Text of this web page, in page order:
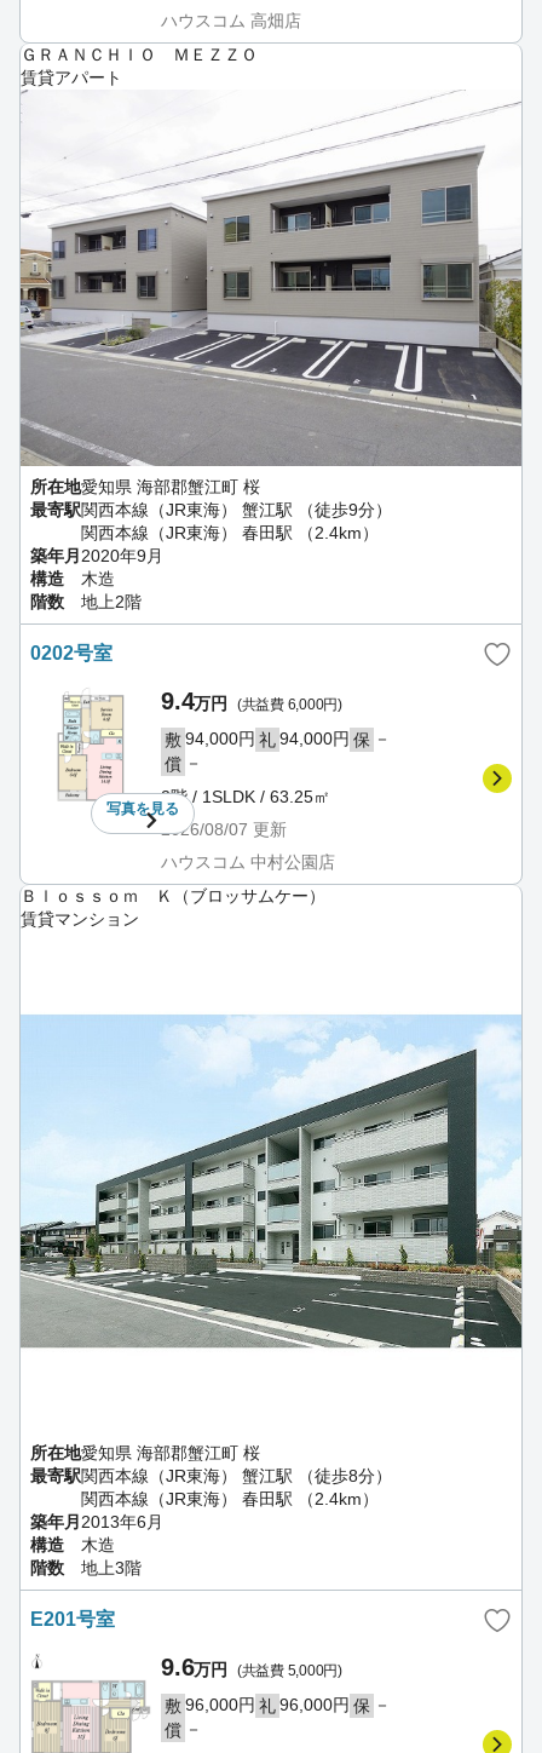
ハウスコム 高畑店
ＧＲＡＮＣＨＩＯ ＭＥＺＺＯ
賃貸アパート
所在地愛知県 海部郡蟹江町 桜
最寄駅関西本線（JR東海） 蟹江駅 （徒歩9分）
関西本線（JR東海） 春田駅 （2.4km）
築年月2020年9月
構造
木造
階数
地上2階
0202号室
写真を見る
9.4万円 (共益費 6,000円)
敷94,000円 礼94,000円 保 －
償 －
2階 / 1SLDK / 63.25㎡
2026/08/07 更新
ハウスコム 中村公園店
Ｂｌｏｓｓｏｍ Ｋ（ブロッサムケー）
賃貸マンション
所在地愛知県 海部郡蟹江町 桜
最寄駅関西本線（JR東海） 蟹江駅 （徒歩8分）
関西本線（JR東海） 春田駅 （2.4km）
築年月2013年6月
構造
木造
階数
地上3階
E201号室
9.6万円 (共益費 5,000円)
敷96,000円 礼96,000円 保 －
償 －